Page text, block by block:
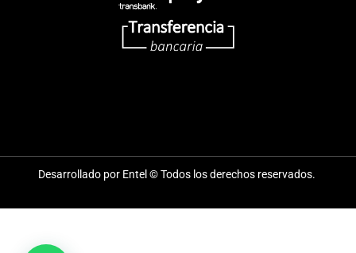
Desarrollado por Entel © Todos los derechos reservados.